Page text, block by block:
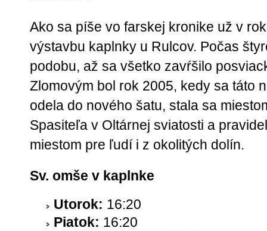
Ako sa píše vo farskej kronike už v
výstavbu kaplnky u Rulcov. Počas
podobu, až sa všetko zavŕšilo
Zlomovým bol rok 2005, kedy sa táto
odela do nového šatu, stala sa
Spasiteľa v Oltárnej sviatosti a
miestom pre ľudí i z okolitých dolín.
Sv. omše v kaplnke
Utorok: 16:20
Piatok: 16:20